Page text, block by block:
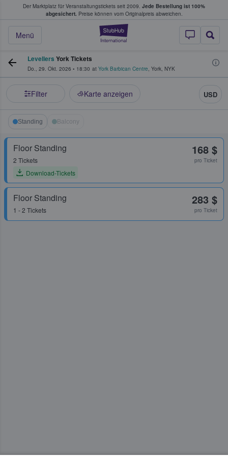
Der Marktplatz für Veranstaltungstickets seit 2009. Jede Bestellung ist 100%
abgesichert. Preise können vom Originalpreis abweichen.
StubHub - Wo
Menü
Tickets kaufen & verkaufen
Levellers York Tickets
Do., 29. Okt. 2026 • 18:30 at York Barbican Centre, York, NYK
Filter Karte anzeigen USD
Standing Balcony
Floor Standing
2 Tickets
Download-Tickets
168 $
pro Ticket
Floor Standing
1 - 2 Tickets
283 $
pro Ticket